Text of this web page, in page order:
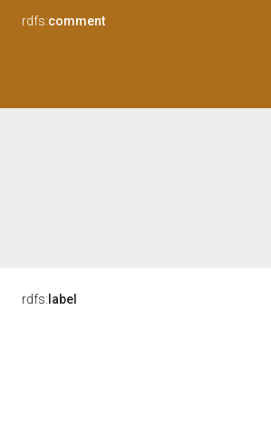
rdfs:comment
rdfs: label